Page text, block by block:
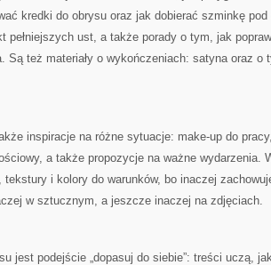
kredki do obrysu oraz jak dobierać szminkę
pełniejszych ust, a także porady o tym, jak
Są też materiały o wykończeniach: satyna oraz o
inspiracje na różne sytuacje: make-up do
a także propozycje na ważne wydarzenia.
tekstury i kolory do warunków, bo inaczej
w sztucznym, a jeszcze inaczej na zdjęciach.
jest podejście „dopasuj do siebie”: treści uczą,